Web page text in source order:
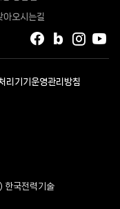
아오시는길
인스
블로그
페이스북
리기기운영관리방침
국전력기술